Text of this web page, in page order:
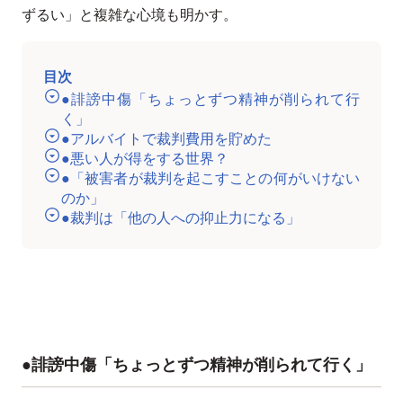
ずるい」と複雑な心境も明かす。
目次
●誹謗中傷「ちょっとずつ精神が削られて行
く」
●アルバイトで裁判費用を貯めた
●悪い人が得をする世界？
●「被害者が裁判を起こすことの何がいけない
のか」
●裁判は「他の人への抑止力になる」
●誹謗中傷「ちょっとずつ精神が削られて行く」